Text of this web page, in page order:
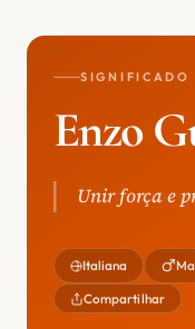
SIGNIFICADO
Enzo
Unir força e
Italiana
Compartilhar